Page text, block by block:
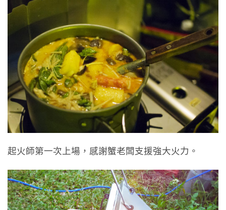
起火師第一次上場，感謝蟹老闆支援強大火力。